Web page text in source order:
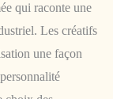
qui raconte une
Les créatifs
une façon